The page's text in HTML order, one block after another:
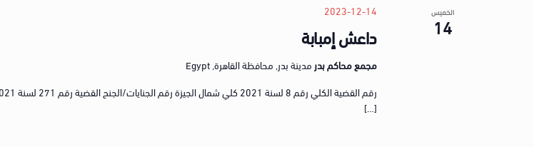
الخميس
14 داعش إمبابة
2023-12-14
مجمع محاكم بدر مدينة بدر, محافظة القاهرة, Egypt
[…]